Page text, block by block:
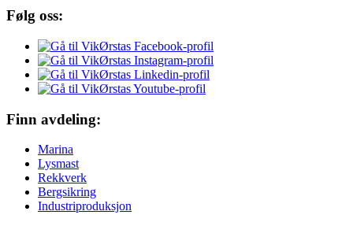
Følg oss:
Finn avdeling:
Marina
Lysmast
Rekkverk
Bergsikring
Industriproduksjon